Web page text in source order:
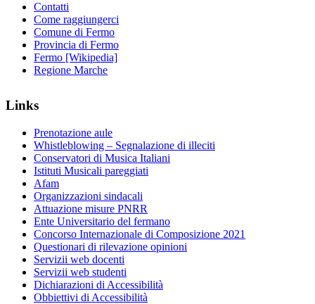
Contatti
Come raggiungerci
Comune di Fermo
Provincia di Fermo
Fermo [Wikipedia]
Regione Marche
Links
Prenotazione aule
Whistleblowing – Segnalazione di illeciti
Conservatori di Musica Italiani
Istituti Musicali pareggiati
Afam
Organizzazioni sindacali
Attuazione misure PNRR
Ente Universitario del fermano
Concorso Internazionale di Composizione 2021
Questionari di rilevazione opinioni
Servizii web docenti
Servizii web studenti
Dichiarazioni di Accessibilità
Obbiettivi di Accessibilità